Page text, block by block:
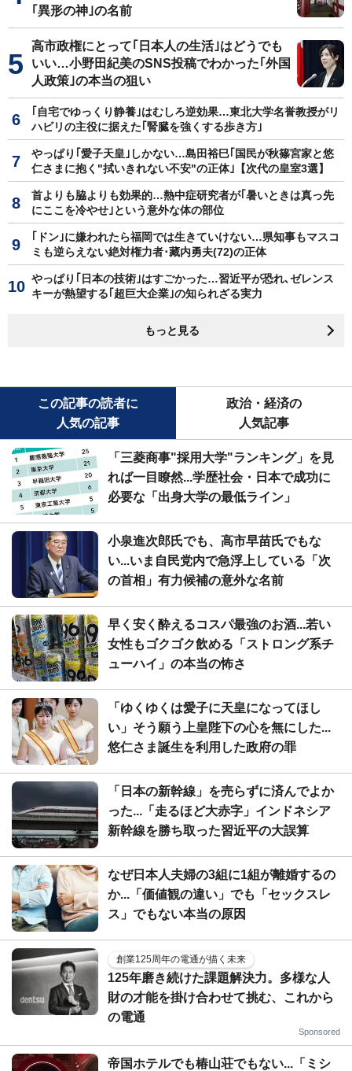
｢異形の神｣の名前
高市政権にとって｢日本人の生活｣はどうでも
いい…小野田紀美のSNS投稿でわかった｢外国
人政策｣の本当の狙い
｢自宅でゆっくり静養｣はむしろ逆効果…東北大学名誉教授がリ
ハビリの主役に据えた｢腎臓を強くする歩き方｣
やっぱり｢愛子天皇｣しかない…島田裕巳｢国民が秋篠宮家と悠
仁さまに抱く"拭いきれない不安"の正体｣【次代の皇室3選】
首よりも脇よりも効果的…熱中症研究者が｢暑いときは真っ先
にここを冷やせ｣という意外な体の部位
｢ドン｣に嫌われたら福岡では生きていけない…県知事もマスコ
ミも逆らえない絶対権力者･藏内勇夫(72)の正体
やっぱり｢日本の技術｣はすごかった…習近平が恐れ､ゼレンス
キーが熱望する｢超巨大企業｣の知られざる実力
もっと見る
この記事の読者に
人気の記事
政治・経済の
人気記事
「三菱商事"採用大学"ランキング」を見
れば一目瞭然...学歴社会・日本で成功に
必要な「出身大学の最低ライン」
小泉進次郎氏でも、高市早苗氏でもな
い...いま自民党内で急浮上している「次
の首相」有力候補の意外な名前
早く安く酔えるコスパ最強のお酒...若い
女性もゴクゴク飲める「ストロング系チ
ューハイ」の本当の怖さ
「ゆくゆくは愛子に天皇になってほし
い」そう願う上皇陛下の心を無にした...
悠仁さま誕生を利用した政府の罪
「日本の新幹線」を売らずに済んでよか
った...「走るほど大赤字」インドネシア
新幹線を勝ち取った習近平の大誤算
なぜ日本人夫婦の3組に1組が離婚するの
か...「価値観の違い」でも「セックスレ
ス」でもない本当の原因
創業125周年の電通が描く未来
125年磨き続けた課題解決力。多様な人
財の才能を掛け合わせて挑む、これから
の電通
Sponsored
帝国ホテルでも椿山荘でもない...「ミシ